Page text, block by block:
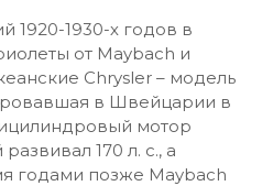
1920-1930-х годов в
от Maybach и
Chrysler – модель
в Швейцарии в
мотор
170 л. с., а
годами позже Maybach